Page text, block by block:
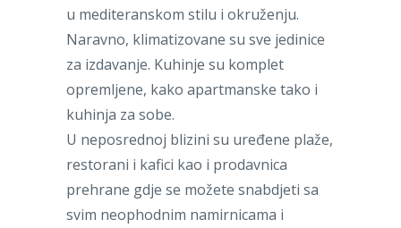
u mediteranskom stilu i okruženju.
Naravno, klimatizovane su sve jedinice
za izdavanje. Kuhinje su komplet
opremljene, kako apartmanske tako i
kuhinja za sobe.
U neposrednoj blizini su uređene plaže,
restorani i kafici kao i prodavnica
prehrane gdje se možete snabdjeti sa
svim neophodnim namirnicama i